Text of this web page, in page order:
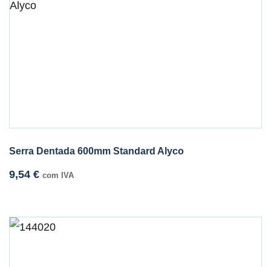
Serra Dentada 600mm Standard Alyco
9,54 € com IVA